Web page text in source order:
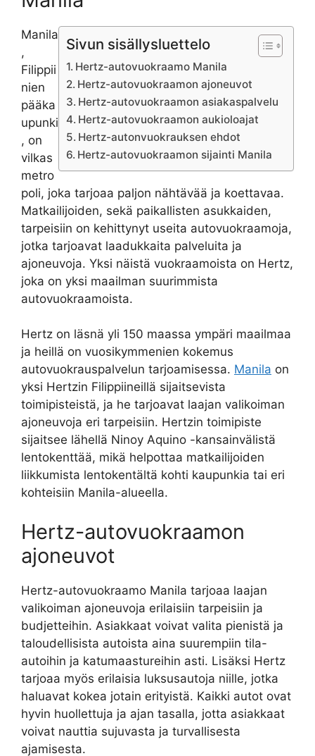
Sivun sisällysluettelo
Hertz-autovuokraamo Manila
Hertz-autovuokraamon ajoneuvot
Hertz-autovuokraamon asiakaspalvelu
Hertz-autovuokraamon aukioloajat
Hertz-autonvuokrauksen ehdot
Hertz-autovuokraamon sijainti Manila
Manila
,
Filippii
nien
pääka
upunki
, on
vilkas
metro
poli, joka tarjoaa paljon nähtävää ja koettavaa.
Matkailijoiden, sekä paikallisten asukkaiden,
tarpeisiin on kehittynyt useita autovuokraamoja,
jotka tarjoavat laadukkaita palveluita ja
ajoneuvoja. Yksi näistä vuokraamoista on Hertz,
joka on yksi maailman suurimmista
autovuokraamoista.
Hertz on läsnä yli 150 maassa ympäri maailmaa
ja heillä on vuosikymmenien kokemus
autovuokrauspalvelun tarjoamisessa. Manila on
yksi Hertzin Filippiineillä sijaitsevista
toimipisteistä, ja he tarjoavat laajan valikoiman
ajoneuvoja eri tarpeisiin. Hertzin toimipiste
sijaitsee lähellä Ninoy Aquino -kansainvälistä
lentokenttää, mikä helpottaa matkailijoiden
liikkumista lentokentältä kohti kaupunkia tai eri
kohteisiin Manila-alueella.
Hertz-autovuokraamon
ajoneuvot
Hertz-autovuokraamo Manila tarjoaa laajan
valikoiman ajoneuvoja erilaisiin tarpeisiin ja
budjetteihin. Asiakkaat voivat valita pienistä ja
taloudellisista autoista aina suurempiin tila-
autoihin ja katumaastureihin asti. Lisäksi Hertz
tarjoaa myös erilaisia luksusautoja niille, jotka
haluavat kokea jotain erityistä. Kaikki autot ovat
hyvin huollettuja ja ajan tasalla, jotta asiakkaat
voivat nauttia sujuvasta ja turvallisesta
ajamisesta.